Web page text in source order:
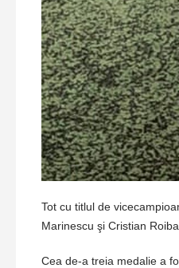
Tot cu titlul de
Marinescu şi Cristian
Cea de-a treia medalie a